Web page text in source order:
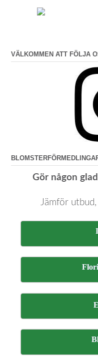
VÄLKOMMEN ATT FÖLJA
Gör någon
Jämför